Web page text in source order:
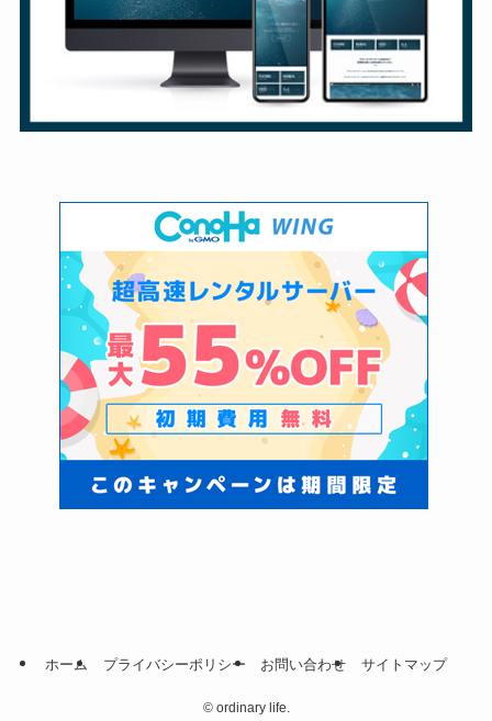
ホーム プライバシーポリシー お問い合わせ サイトマップ
©ordinary life.